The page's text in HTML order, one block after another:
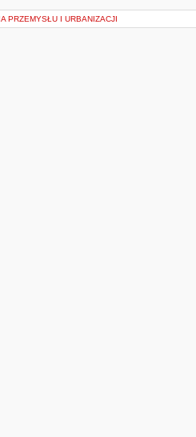
PRZEMYSŁU I URBANIZACJI